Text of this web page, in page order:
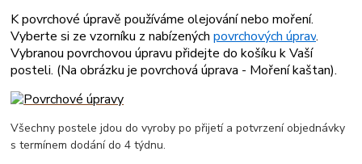
K povrchové úpravě používáme olejování nebo moření.
Vyberte si ze vzorníku z nabízenýchpovrchových úprav.
Vybranou povrchovou úpravu přidejte do košíku k Vaší
posteli. (Na obrázku je povrchová úprava - Moření kaštan).
Všechny postele jdou do vyroby po přijetí a potvrzení objednávky
s termínem dodání do 4 týdnu.